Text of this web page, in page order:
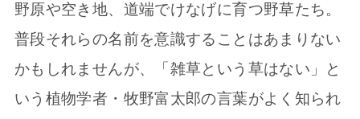
野原や空き地、道端でけなげに育つ野草たち。
普段それらの名前を意識することはあまりない
かもしれませんが、「雑草という草はない」と
いう植物学者・牧野富太郎の言葉がよく知られ